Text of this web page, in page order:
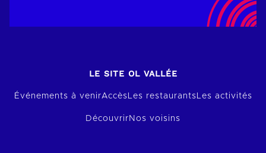
LE SITE OL VALLÉE
Événements à venirAccèsLes restaurantsLes activités
Découvrir Nos voisins